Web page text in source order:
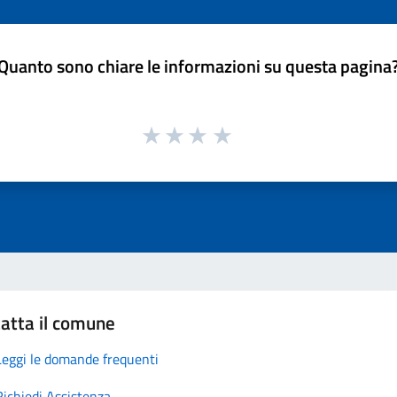
sono chiare le informazioni su questa
il comune
le domande frequenti